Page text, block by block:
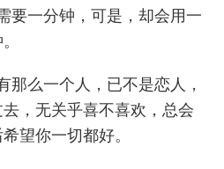
一分钟，可是，却会用一
么一个人，已不是恋人，
，无关乎喜不喜欢，总会
望你一切都好。